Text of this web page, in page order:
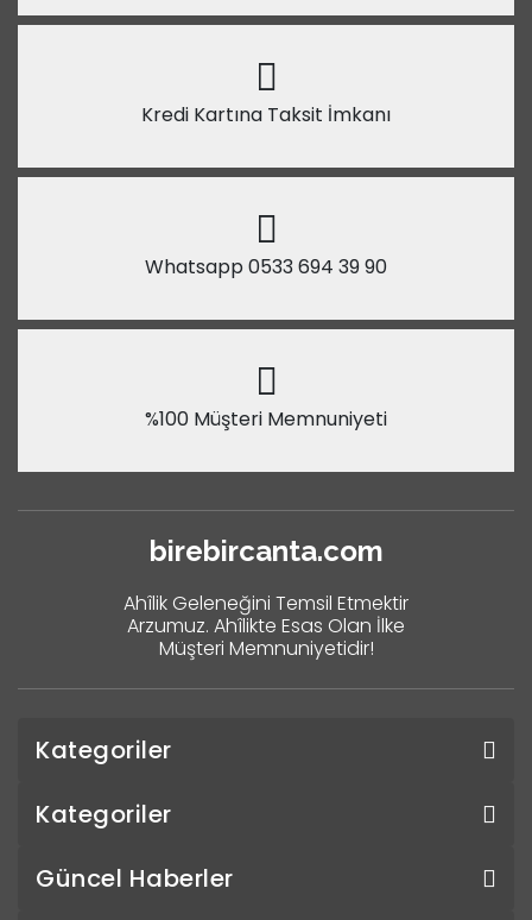
Kredi Kartına Taksit İmkanı
Whatsapp 0533 694 39 90
%100 Müşteri Memnuniyeti
birebircanta.com
Ahîlik Geleneğini Temsil Etmektir
Arzumuz. Ahîlikte Esas Olan İlke
Müşteri Memnuniyetidir!
Kategoriler
Kategoriler
Güncel Haberler